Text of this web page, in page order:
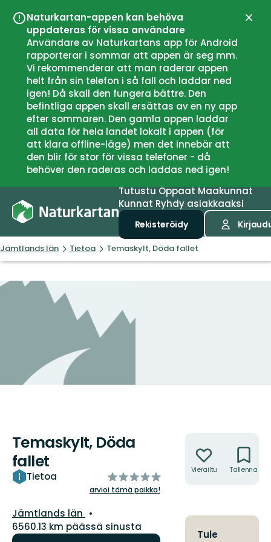
Naturkartan-appen kan behöva
uppdateras för vissa användare
Användare av Naturkartans app för Android
rapporterar i sommar att appen är seg mm.
Vi rekommenderar att man raderar appen
helt från sin telefon i så fall och laddar ned
igen! Då skall den fungera bättre. Den
befintliga appen skall ersättas av en ny app
efter sommaren. Den gamla appen laddar
all data för hela landet lokalt i appen (för
att klara offline-läge) men det innebär att
den blir för stor för vissa telefoner - då
behöver den raderas och laddas ned igen!
Sulje
TutustuOppaatMaakunnat
Kunnat Ryhdy asiakkaaksi
Rekisteröidy
Jämtlands län Tietoa Temaskylt, Döda fallet
Temaskylt, Döda
fallet
Tietoa
/5
tähteä
arvioi tämä paikka!
Kunta:
Jämtlands län
6560.13 km päässä sinusta
Vierailtu Tallenna
Tule